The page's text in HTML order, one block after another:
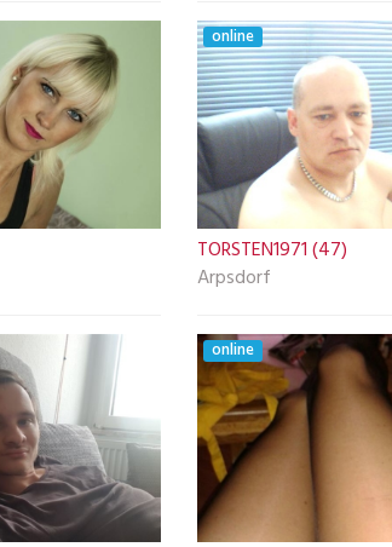
online
TORSTEN1971 (47)
Arpsdorf
online